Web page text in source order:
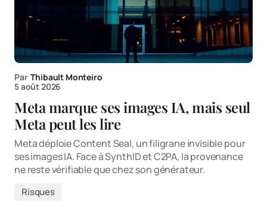
Par Thibault Monteiro
5 août 2026
Meta marque ses images IA, mais seul
Meta peut les lire
Meta déploie Content Seal, un filigrane invisible pour
ses images IA. Face à SynthID et C2PA, la provenance
ne reste vérifiable que chez son générateur.
Risques